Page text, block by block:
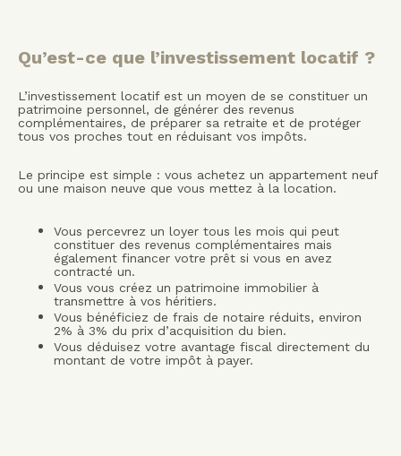
Qu’est-ce que l’investissement locatif ?
L’investissement locatif est un moyen de se constituer un
patrimoine personnel, de générer des revenus
complémentaires, de préparer sa retraite et de protéger
tous vos proches tout en réduisant vos impôts.
Le principe est simple : vous achetez un appartement neuf
ou une maison neuve que vous mettez à la location.
Vous percevrez un loyer tous les mois qui peut
constituer des revenus complémentaires mais
également financer votre prêt si vous en avez
contracté un.
Vous vous créez un patrimoine immobilier à
transmettre à vos héritiers.
Vous bénéficiez de frais de notaire réduits, environ
2% à 3% du prix d’acquisition du bien.
Vous déduisez votre avantage fiscal directement du
montant de votre impôt à payer.